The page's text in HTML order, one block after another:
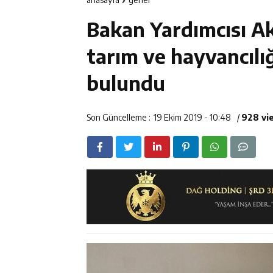
Erzincan’da
12:13 Erzincan Erkek
12:12 Erzincan
Bakan Yardımcısı
tarım ve
bulundu
Son Güncelleme : 19 Ekim 2019 - 10:48 /928